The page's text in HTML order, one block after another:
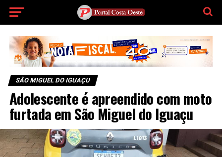
SÃO MIGUEL DO IGUAÇU
Adolescente é apreendido com moto
furtada em São Miguel do Iguaçu